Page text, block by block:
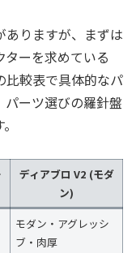
ありますが、まずは
ーを求めている
比較表で具体的なパ
ーツ選びの羅針盤
ディアブロ V2 (モダ
ン)
モダン・アグレッシ
ブ・肉厚